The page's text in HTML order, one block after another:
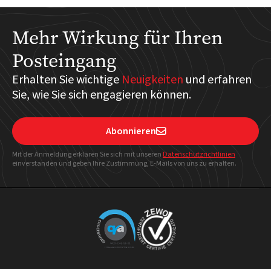
Mehr Wirkung für Ihren
Posteingang
Erhalten Sie wichtige Neuigkeiten und erfahren
Sie, wie Sie sich engagieren können.
Abonnieren
Mit der Anmeldung erklären Sie sich mit unseren Datenschutzrichtlinien
einverstanden und geben Ihre Zustimmung, E-Mails von uns zu erhalten.